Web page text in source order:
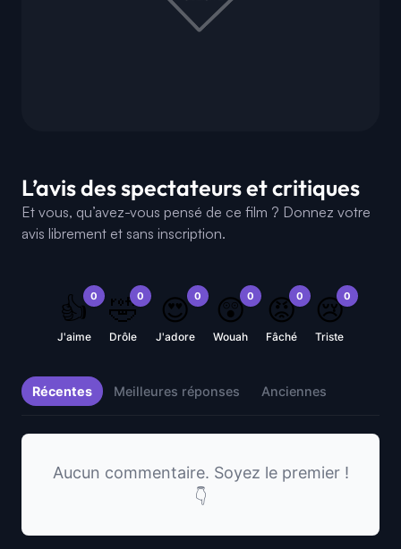
L’avis des spectateurs et critiques
Et vous, qu’avez-vous pensé de ce film ? Donnez votre
avis librement et sans inscription.
0
👍
J'aime
0
🤣
Drôle
0
😍
J'adore
0
😲
Wouah
0
😡
Fâché
0
😢
Triste
Récentes Meilleures réponses Anciennes
Aucun commentaire. Soyez le premier !
👇